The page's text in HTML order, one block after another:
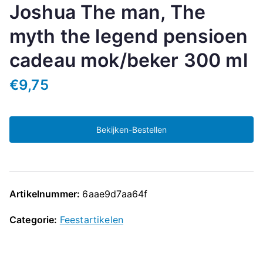
Joshua The man, The
myth the legend pensioen
cadeau mok/beker 300 ml
€9,75
Bekijken-Bestellen
Artikelnummer: 6aae9d7aa64f
Categorie: Feestartikelen